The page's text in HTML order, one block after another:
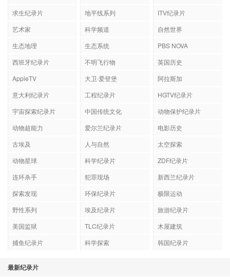
求生纪录片
地平线系列
ITV纪录片
艺术家
科学频道
自然世界
生态地理
生态系统
PBS NOVA
西班牙纪录片
不明飞行物
英国历史
AppleTV
大卫·爱登堡
阿拉斯加
意大利纪录片
工程纪录片
HGTV纪录片
宇宙探索纪录片
中国传统文化
动物保护纪录片
动物超能力
爱尔兰纪录片
电影历史
古埃及
人与自然
太空探索
动物星球
科学纪录片
ZDF纪录片
连环杀手
犯罪现场
新西兰纪录片
探索发现
环保纪录片
极限运动
野性系列
埃及纪录片
旅游纪录片
美国监狱
TLC纪录片
木屋建筑
捕鱼纪录片
科学探索 韩国纪录片
最新纪录片